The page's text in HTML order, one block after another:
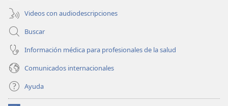
Videos con audiodescripciones
Buscar
Información médica para profesionales de la salud
Comunicados internacionales
Ayuda